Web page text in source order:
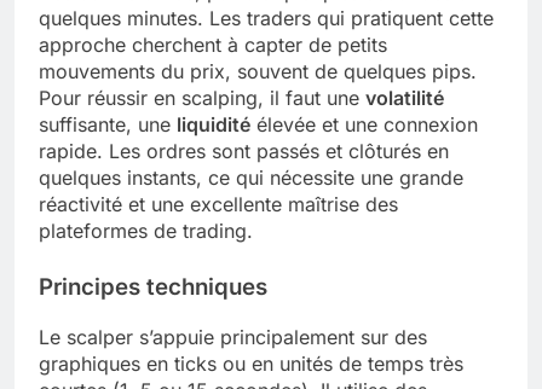
quelques minutes. Les traders qui pratiquent cette
approche cherchent à capter de petits
mouvements du prix, souvent de quelques pips.
Pour réussir en scalping, il faut une volatilité
suffisante, une liquidité élevée et une connexion
rapide. Les ordres sont passés et clôturés en
quelques instants, ce qui nécessite une grande
réactivité et une excellente maîtrise des
plateformes de trading.
Principes techniques
Le scalper s’appuie principalement sur des
graphiques en ticks ou en unités de temps très